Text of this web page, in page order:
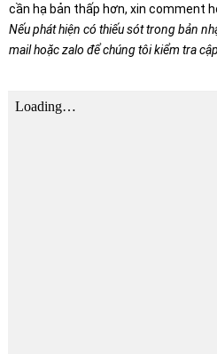
cần hạ bản thấp hơn, xin comment
Nếu phát hiện có thiếu sót trong bản
mail hoặc zalo để chúng tôi kiểm tra